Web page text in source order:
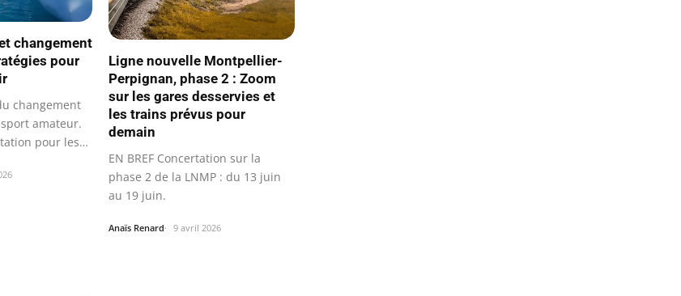
changement
pour
changement
amateur.
pour les…
Ligne nouvelle Montpellier-
Perpignan, phase 2 : Zoom
sur les gares desservies et
les trains prévus pour
demain
EN BREF Concertation sur la
phase 2 de la LNMP : du 13 juin
au 19 juin.
Anaïs Renard 9 avril 2026